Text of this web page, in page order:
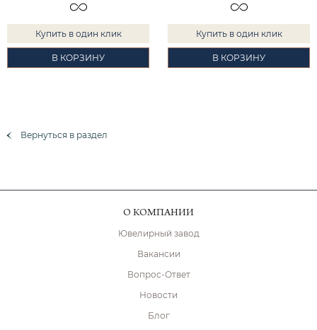
Купить в один клик
В КОРЗИНУ
Купить в один клик
В КОРЗИНУ
Вернуться в раздел
О КОМПАНИИ
Ювелирный завод
Вакансии
Вопрос-Ответ
Новости
Блог